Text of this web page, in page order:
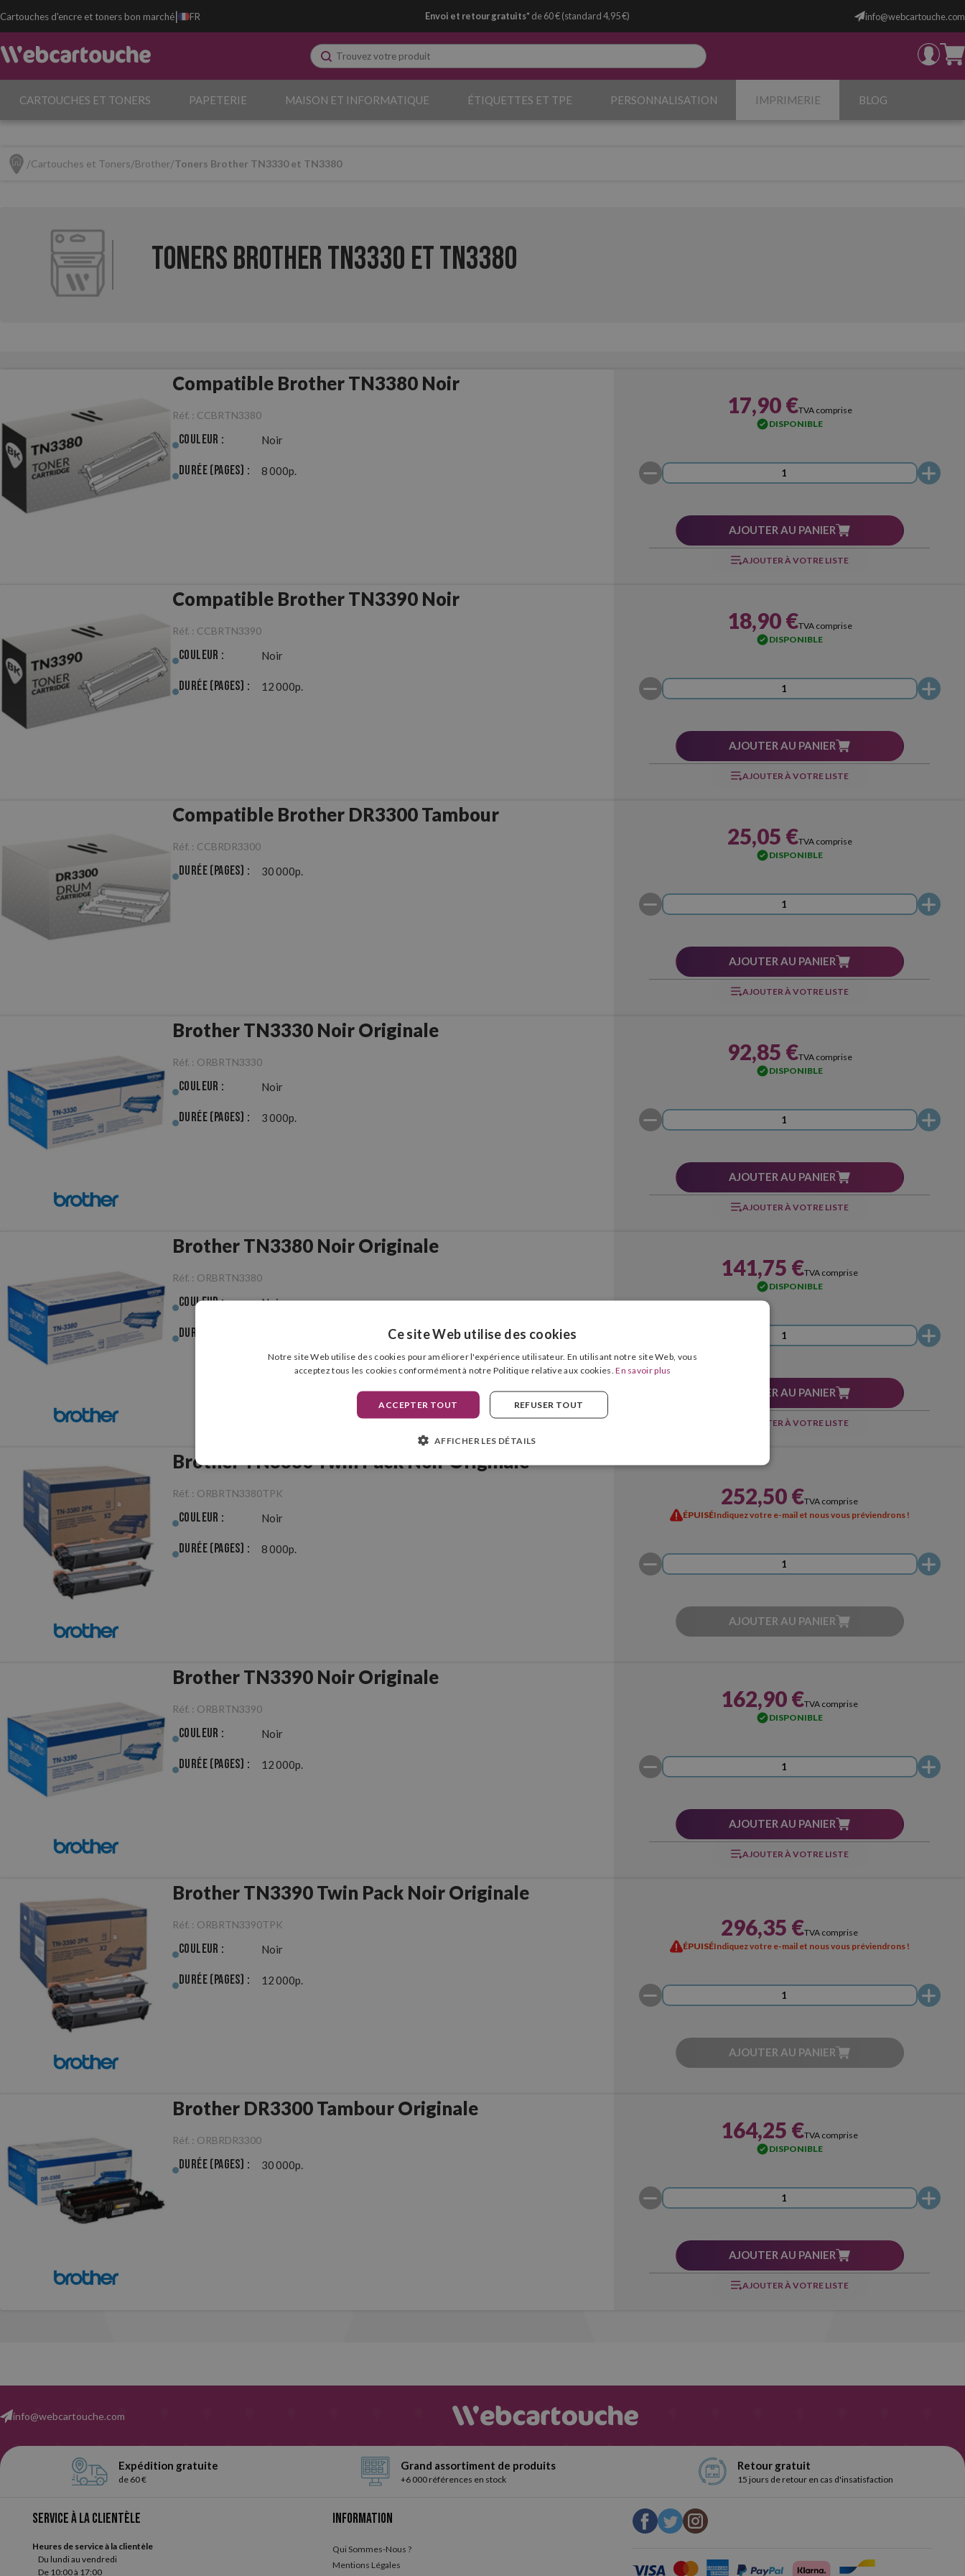
Cartouches d'encre et toners bon marché| FR Envoi et retour gratuits*de 60 € (standard 4,95 €) info@webcartouche.com
CARTOUCHES ET TONERS PAPETERIE MAISON ET INFORMATIQUE ÉTIQUETTES ET TPE PERSONNALISATION IMPRIMERIE BLOG
Cartouches et Toners Brother Toners Brother TN3330 et TN3380
Toners Brother TN3330 et TN3380
Compatible Brother TN3380 Noir
Réf. : CCBRTN3380
Couleur : Noir
Durée (pages) : 8 000p.
17,90 €TVA comprise
DISPONIBLE
AJOUTER AU PANIER
AJOUTER À VOTRE LISTE
Compatible Brother TN3390 Noir
Réf. : CCBRTN3390
Couleur : Noir
Durée (pages) : 12 000p.
18,90 €TVA comprise
DISPONIBLE
AJOUTER AU PANIER
AJOUTER À VOTRE LISTE
Compatible Brother DR3300 Tambour
Réf. : CCBRDR3300
Durée (pages) : 30 000p.
25,05 €TVA comprise
DISPONIBLE
AJOUTER AU PANIER
AJOUTER À VOTRE LISTE
Brother TN3330 Noir Originale
Réf. : ORBRTN3330
Couleur : Noir
Durée (pages) : 3 000p.
92,85 €TVA comprise
DISPONIBLE
AJOUTER AU PANIER
AJOUTER À VOTRE LISTE
Brother TN3380 Noir Originale
Réf. : ORBRTN3380
Couleur : Noir
Durée (pages) :
141,75 €TVA comprise
DISPONIBLE
AJOUTER AU PANIER
AJOUTER À VOTRE LISTE
Brother TN3380 Twin Pack Noir Originale
Réf. : ORBRTN3380TPK
Couleur : Noir
Durée (pages) : 8 000p.
252,50 €TVA comprise
ÉPUISÉIndiquez votre e-mail et nous vous préviendrons !
AJOUTER AU PANIER
Brother TN3390 Noir Originale
Réf. : ORBRTN3390
Couleur : Noir
Durée (pages) : 12 000p.
162,90 €TVA comprise
DISPONIBLE
AJOUTER AU PANIER
AJOUTER À VOTRE LISTE
Brother TN3390 Twin Pack Noir Originale
Réf. : ORBRTN3390TPK
Couleur : Noir
Durée (pages) : 12 000p.
296,35 €TVA comprise
ÉPUISÉIndiquez votre e-mail et nous vous préviendrons !
AJOUTER AU PANIER
Brother DR3300 Tambour Originale
Réf. : ORBRDR3300
Durée (pages) : 30 000p.
164,25 €TVA comprise
DISPONIBLE
AJOUTER AU PANIER
AJOUTER À VOTRE LISTE
info@webcartouche.com
Expédition gratuite
de 60 €
Grand assortiment de produits
+6 000 références en stock
Retour gratuit
15 jours de retour en cas d'insatisfaction
Service à la clientèle
Heures de service à la clientèle
Du lundi au vendredi
De 10:00 à 17:00
Information
Qui Sommes-Nous ?
Mentions Légales
Ce site Web utilise des cookies
Notre site Web utilise des cookies pour améliorer l'expérience utilisateur. En utilisant notre site Web, vous
acceptez tous les cookies conformément à notre Politique relative aux cookies.En savoir plus
ACCEPTER TOUT REFUSER TOUT
AFFICHER LES DÉTAILS